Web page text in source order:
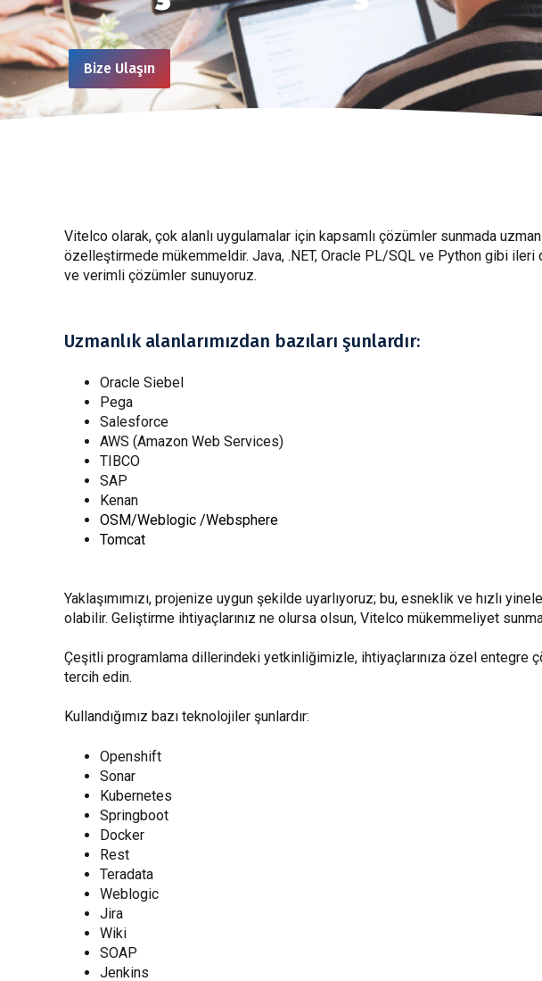
Bize Ulaşın
Vitelco olarak, çok alanlı uygulamalar için kapsamlı çözümler sunmada
özelleştirmede mükemmeldir. Java, .NET, Oracle PL/SQL ve Python gibi
ve verimli çözümler sunuyoruz.
Uzmanlık alanlarımızdan bazıları şunlardır:
Oracle Siebel
Pega
Salesforce
AWS (Amazon Web Services)
TIBCO
SAP
Kenan
OSM/Weblogic /Websphere
Tomcat
Yaklaşımımızı, projenize uygun şekilde uyarlıyoruz; bu, esneklik ve hızlı
olabilir. Geliştirme ihtiyaçlarınız ne olursa olsun, Vitelco mükemmeliyet
Çeşitli programlama dillerindeki yetkinliğimizle, ihtiyaçlarınıza özel entegre
tercih edin.
Kullandığımız bazı teknolojiler şunlardır:
Openshift
Sonar
Kubernetes
Springboot
Docker
Rest
Teradata
Weblogic
Jira
Wiki
SOAP
Jenkins